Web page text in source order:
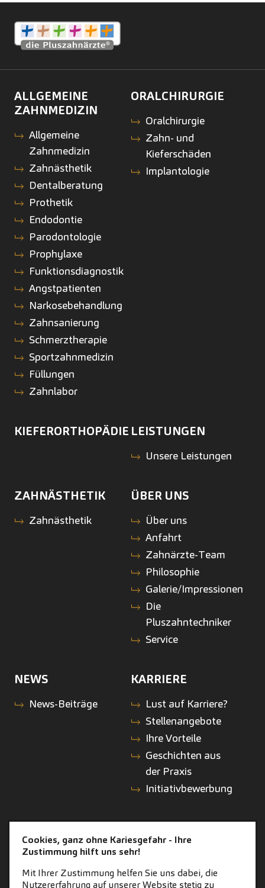
ALLGEMEINE
ZAHNMEDIZIN
Allgemeine
Zahnmedizin
Zahnästhetik
Dentalberatung
Prothetik
Endodontie
Parodontologie
Prophylaxe
Funktionsdiagnostik
Angstpatienten
Narkosebehandlung
Zahnsanierung
Schmerztherapie
Sportzahnmedizin
Füllungen
Zahnlabor
ORALCHIRURGIE
Oralchirurgie
Zahn- und
Kieferschäden
Implantologie
KIEFERORTHOPÄDIE LEISTUNGEN
Unsere Leistungen
ZAHNÄSTHETIK
Zahnästhetik
ÜBER UNS
Über uns
Anfahrt
Zahnärzte-Team
Philosophie
Galerie/Impressionen
Die
Pluszahntechniker
Service
NEWS
News-Beiträge
KARRIERE
Lust auf Karriere?
Stellenangebote
Ihre Vorteile
Geschichten aus
der Praxis
Initiativbewerbung
Kontakt
Cookies, ganz ohne Kariesgefahr - Ihre
Zustimmung hilft uns sehr!
Mit Ihrer Zustimmung helfen Sie uns dabei, die
Nutzererfahrung auf unserer Website stetig zu